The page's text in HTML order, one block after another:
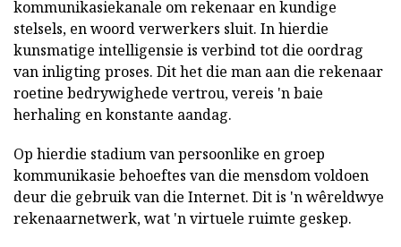
kommunikasiekanale om rekenaar en kundige
stelsels, en woord verwerkers sluit. In hierdie
kunsmatige intelligensie is verbind tot die oordrag
van inligting proses. Dit het die man aan die rekenaar
roetine bedrywighede vertrou, vereis 'n baie
herhaling en konstante aandag.
Op hierdie stadium van persoonlike en groep
kommunikasie behoeftes van die mensdom voldoen
deur die gebruik van die Internet. Dit is 'n wêreldwye
rekenaarnetwerk, wat 'n virtuele ruimte geskep.